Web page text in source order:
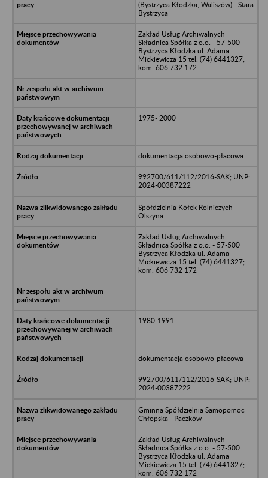
(Bystrzyca Kłodzka, Waliszów) - Stara
Bystrzyca
Zakład Usług Archiwalnych
Składnica Spółka z o.o. - 57-500
Bystrzyca Kłodzka ul. Adama
Mickiewicza 15 tel. (74) 6441327;
kom. 606 732 172
1975- 2000
dokumentacja osobowo-płacowa
992700/611/112/2016-SAK; UNP:
2024-00387222
Spółdzielnia Kółek Rolniczych -
Olszyna
Zakład Usług Archiwalnych
Składnica Spółka z o.o. - 57-500
Bystrzyca Kłodzka ul. Adama
Mickiewicza 15 tel. (74) 6441327;
kom. 606 732 172
1980-1991
dokumentacja osobowo-płacowa
992700/611/112/2016-SAK; UNP:
2024-00387222
Gminna Spółdzielnia Samopomoc
Chłopska - Paczków
Zakład Usług Archiwalnych
Składnica Spółka z o.o. - 57-500
Bystrzyca Kłodzka ul. Adama
Mickiewicza 15 tel. (74) 6441327;
kom. 606 732 172